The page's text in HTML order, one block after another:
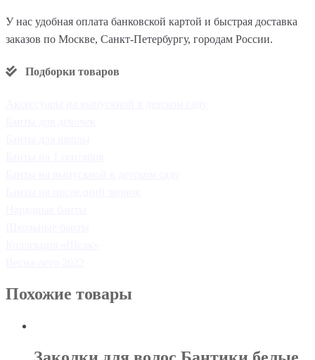
У нас удобная оплата банковской картой и быстрая доставка
заказов по Москве, Санкт-Петербургу, городам России.
Подборки товаров
Похожие товары